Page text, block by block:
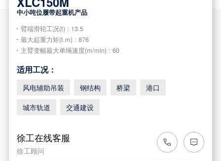
中小吨位履带起重机产品
臂端滑轮工况(t) : 13.5
最大起重力矩(t.m) : 876
主臂变幅最大单绳速度(m/min) : 60
适用工况：
风电辅助吊装 钢结构 桥梁
港口
城市轨道
交通建设
徐工在线客服
徐工顾问